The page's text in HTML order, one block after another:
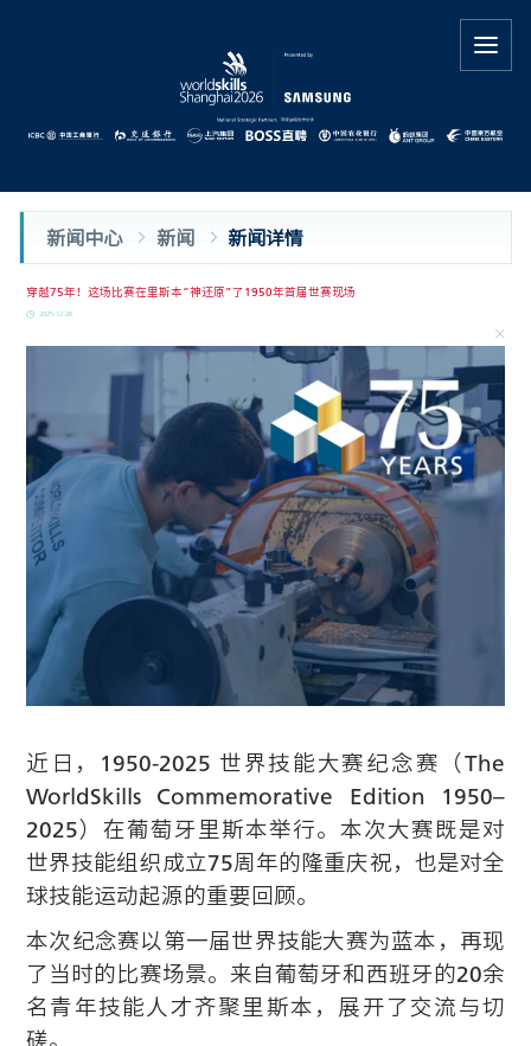
新闻中心 新闻 新闻详情
穿越75年！这场比赛在里斯本“神还原”了1950年首届世赛现场
2025-12-26
近日，1950-2025 世界技能大赛纪念赛（The
WorldSkills Commemorative Edition 1950–
2025）在葡萄牙里斯本举行。本次大赛既是对
世界技能组织成立75周年的隆重庆祝，也是对全
球技能运动起源的重要回顾。
本次纪念赛以第一届世界技能大赛为蓝本，再现
了当时的比赛场景。来自葡萄牙和西班牙的20余
名青年技能人才齐聚里斯本，展开了交流与切